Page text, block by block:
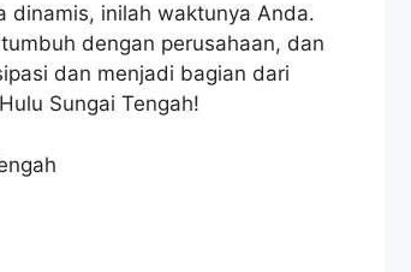
dinamis, inilah waktunya Anda.
dengan perusahaan, dan
dan menjadi bagian dari
Sungai Tengah!